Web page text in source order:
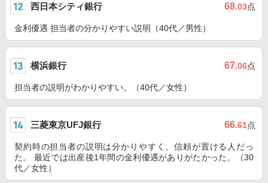
西日本シティ銀行 68.03点
金利優遇 担当者の分かりやすい説明（40代／男性）
横浜銀行 67.06点
担当者の説明がわかりやすい。（40代／女性）
三菱東京UFJ銀行 66.61点
契約時の担当者の説明は分かりやすく、信頼が置ける人だっ
た。 最近では出産後1年間の金利優遇がありがたかった。（30
代／女性）